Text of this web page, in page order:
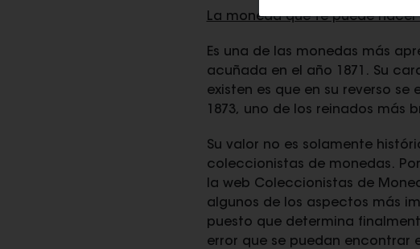
La moneda que te puede hacer
Es una de las monedas más
acuñada en el año 1871. Su
existen es que en su reverso
1873, uno de los reinados
Su valor no es solamente
coleccionistas de monedas.
la web Coleccionistas de
algunos de los aspectos más
puesto que determina
error que se puedan encontrar